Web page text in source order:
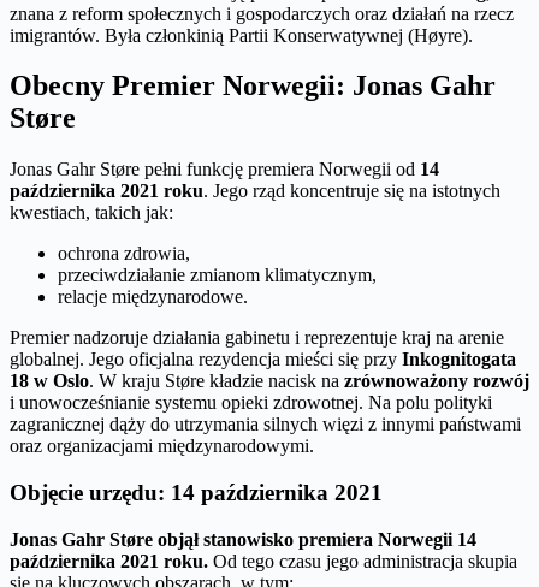
znana z reform społecznych i gospodarczych oraz działań na rzecz
imigrantów. Była członkinią Partii Konserwatywnej (Høyre).
Obecny Premier Norwegii: Jonas Gahr
Støre
Jonas Gahr Støre pełni funkcję premiera Norwegii od 14
października 2021 roku. Jego rząd koncentruje się na istotnych
kwestiach, takich jak:
ochrona zdrowia,
przeciwdziałanie zmianom klimatycznym,
relacje międzynarodowe.
Premier nadzoruje działania gabinetu i reprezentuje kraj na arenie
globalnej. Jego oficjalna rezydencja mieści się przy Inkognitogata
18 w Oslo. W kraju Støre kładzie nacisk na zrównoważony rozwój
i unowocześnianie systemu opieki zdrowotnej. Na polu polityki
zagranicznej dąży do utrzymania silnych więzi z innymi państwami
oraz organizacjami międzynarodowymi.
Objęcie urzędu: 14 października 2021
Jonas Gahr Støre objął stanowisko premiera Norwegii 14
października 2021 roku. Od tego czasu jego administracja skupia
się na kluczowych obszarach, w tym: